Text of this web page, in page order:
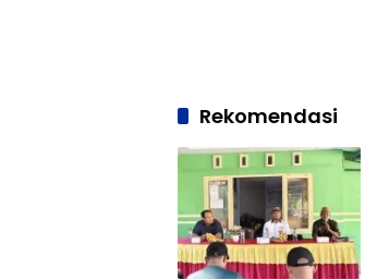
Rekomendasi